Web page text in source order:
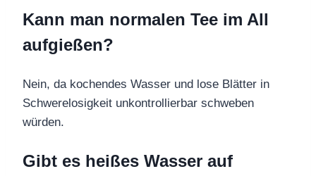
Kann man normalen Tee im All
aufgießen?
Nein, da kochendes Wasser und lose Blätter in
Schwerelosigkeit unkontrollierbar schweben
würden.
Gibt es heißes Wasser auf